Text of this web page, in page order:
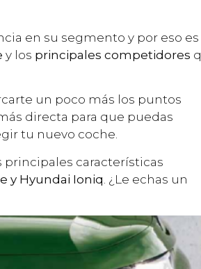
en su segmento y por eso es
y los principales competidores
un poco más los puntos
directa para que puedas
tu nuevo coche.
principales características
y Hyundai Ioniq . ¿Le echas un